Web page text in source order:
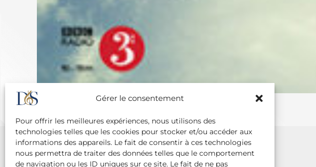
Gérer le consentement
Pour offrir les meilleures expériences, nous utilisons des
technologies telles que les cookies pour stocker et/ou accéder aux
informations des appareils. Le fait de consentir à ces technologies
nous permettra de traiter des données telles que le comportement
de navigation ou les ID uniques sur ce site. Le fait de ne pas
Agence Diane Du Saillant